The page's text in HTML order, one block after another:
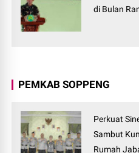
di Bulan
PEMKAB SOPPENG
Perkuat
Sambut
Rumah